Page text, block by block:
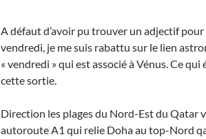
A défaut d’avoir pu trouver un adjectif
vendredi, je me suis rabattu sur le lien
« vendredi » qui est associé à Vénus. Ce
cette sortie.
Direction les plages du Nord-Est du Qatar
autoroute A1 qui relie Doha au top-Nord